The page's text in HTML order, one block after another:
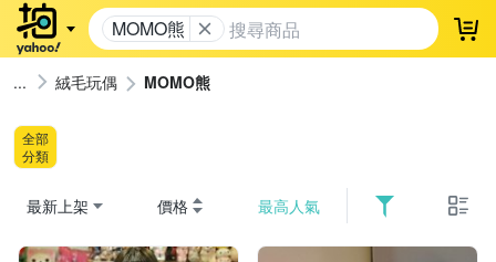
MOMO熊 登
絨毛玩偶 MOMO熊
全部
分類
最新上架 價格 最高人氣